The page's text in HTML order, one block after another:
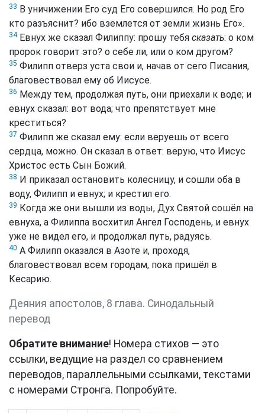
33 В уничижении Его суд Его совершился. Но род Его
кто разъяснит? ибо вземлется от земли жизнь Его».
34Евнух же сказал Филиппу: прошу тебя сказать: о ком
пророк говорит это? о себе ли, или о ком другом?
35 Филипп отверз уста свои и, начав от сего Писания,
благовествовал ему об Иисусе.
36 Между тем, продолжая путь, они приехали к воде; и
евнух сказал: вот вода; что препятствует мне
креститься?
37 Филипп же сказал ему: если веруешь от всего
сердца, можно. Он сказал в ответ: верую, что Иисус
Христос есть Сын Божий.
38 И приказал остановить колесницу, и сошли оба в
воду, Филипп и евнух; и крестил его.
39 Когда же они вышли из воды, Дух Святой сошёл на
евнуха, а Филиппа восхитил Ангел Господень, и евнух
уже не видел его, и продолжал путь, радуясь.
40 А Филипп оказался в Азоте и, проходя,
благовествовал всем городам, пока пришёл в
Кесарию.
Деяния апостолов, 8 глава. Синодальный
перевод
Обратите внимание! Номера стихов — это
ссылки, ведущие на раздел со сравнением
переводов, параллельными ссылками, текстами
с номерами Стронга. Попробуйте.